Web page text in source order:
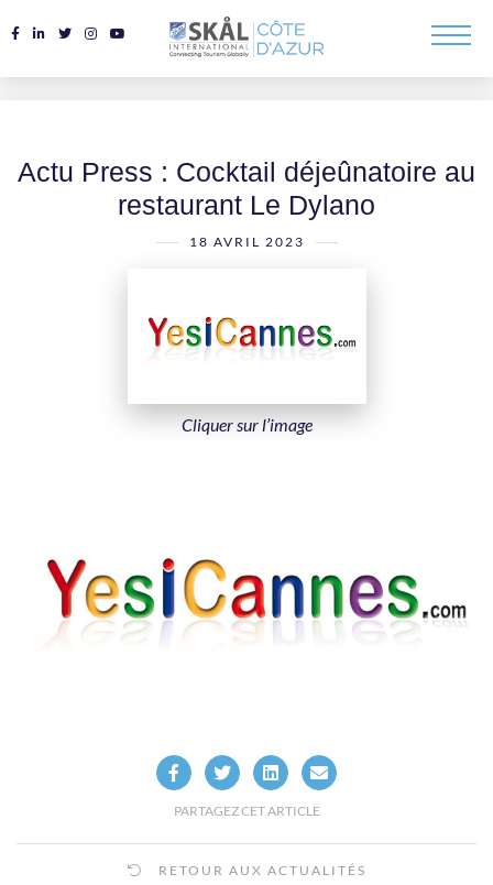
Actu Press : Cocktail déjeûnatoire au
restaurant Le Dylano
18 AVRIL 2023
Cliquer sur l’image
PARTAGEZ CET ARTICLE
RETOUR AUX ACTUALITÉS